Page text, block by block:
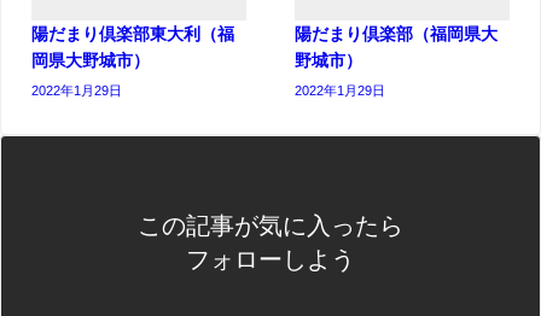
陽だまり倶楽部東大利（福
岡県大野城市）
2022年1月29日
陽だまり倶楽部（福岡県大
野城市）
2022年1月29日
この記事が気に入ったら
フォローしよう